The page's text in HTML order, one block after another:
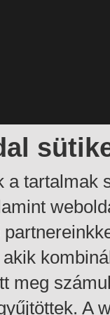
a tartalmak
meg
A